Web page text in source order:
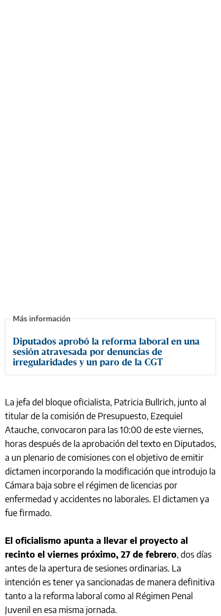
Diputados aprobó la reforma laboral en una
sesión atravesada por denuncias de
irregularidades y un paro de la CGT
La jefa del bloque oficialista, Patricia Bullrich, junto al
titular de la comisión de Presupuesto, Ezequiel
Atauche, convocaron para las 10:00 de este viernes,
horas después de la aprobación del texto en Diputados,
a un plenario de comisiones con el objetivo de emitir
dictamen incorporando la modificación que introdujo la
Cámara baja sobre el régimen de licencias por
enfermedad y accidentes no laborales. El dictamen ya
fue firmado.
El oficialismo apunta a llevar el proyecto al
recinto el viernes próximo, 27 de febrero, dos días
antes de la apertura de sesiones ordinarias. La
intención es tener ya sancionadas de manera definitiva
tanto a la reforma laboral como al Régimen Penal
Juvenil en esa misma jornada.